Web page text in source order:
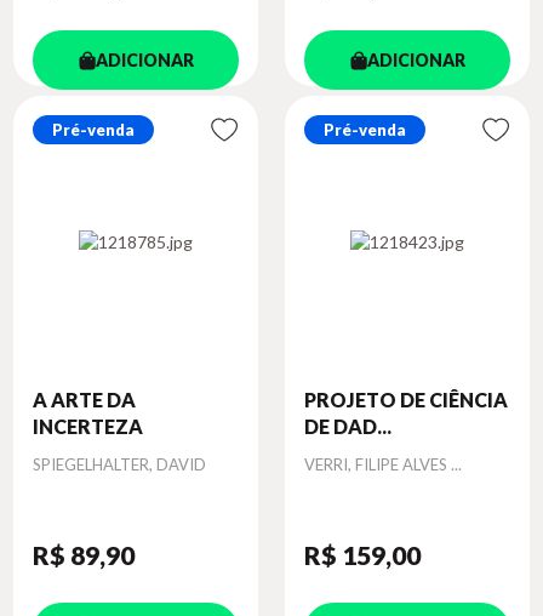
ADICIONAR ADICIONAR
Pré-venda
A ARTE DA
INCERTEZA
Autor
SPIEGELHALTER, DAVID
R$ 89,90
Pré-venda
PROJETO DE CIÊNCIA
DE DAD...
Autor
VERRI, FILIPE ALVES ...
R$ 159,00